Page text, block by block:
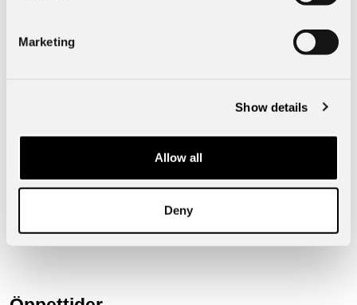
Marketing
Show details
Allow all
Deny
Borås Bil, Hulta